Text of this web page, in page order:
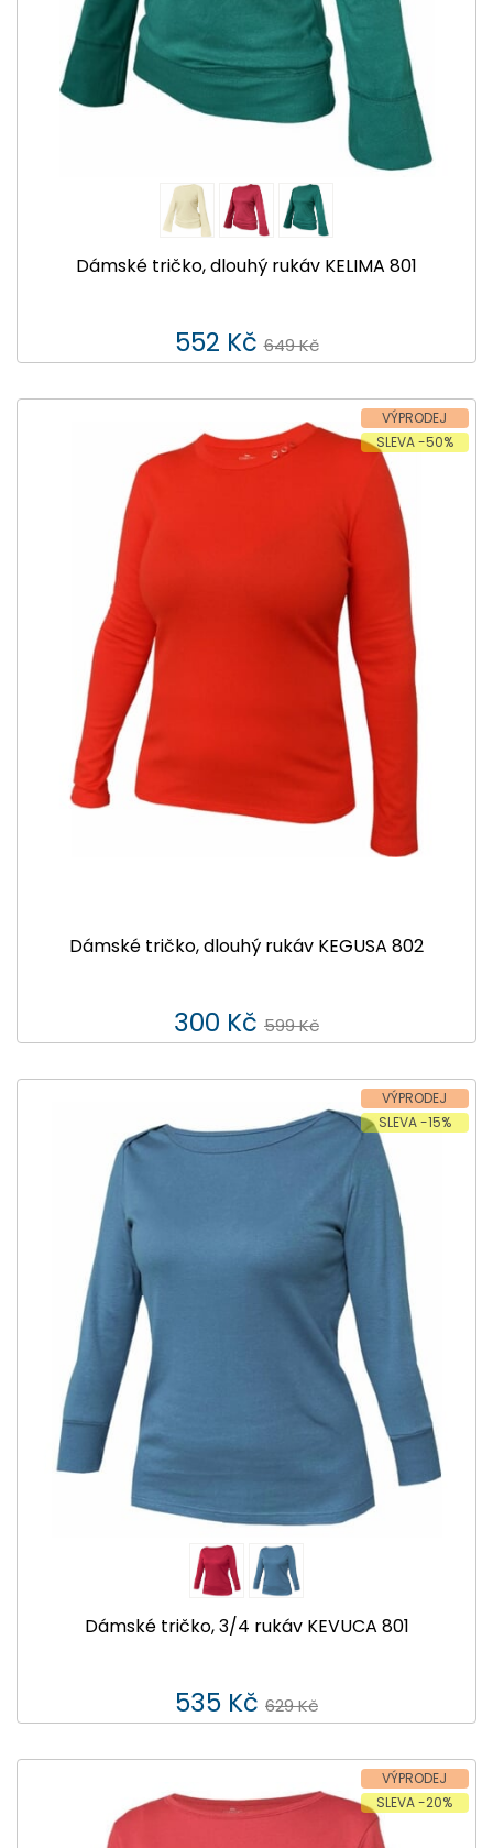
Dámské tričko, dlouhý rukáv KELIMA 801
552 Kč 649 Kč
VÝPRODEJ
SLEVA -50%
Dámské tričko, dlouhý rukáv KEGUSA 802
300 Kč 599 Kč
VÝPRODEJ
SLEVA -15%
Dámské tričko, 3/4 rukáv KEVUCA 801
535 Kč 629 Kč
VÝPRODEJ
SLEVA -20%